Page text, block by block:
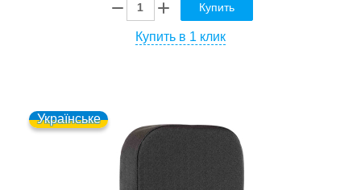
Купить
Купить в 1 клик
Українське